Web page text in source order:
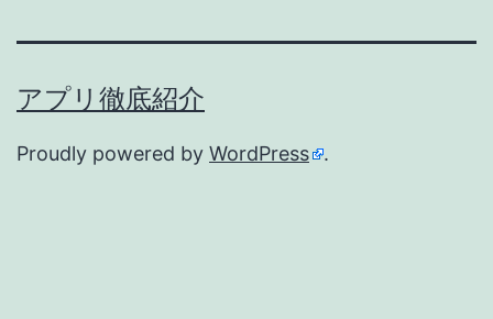
ン
アプリ徹底紹介
Proudly powered by WordPress .